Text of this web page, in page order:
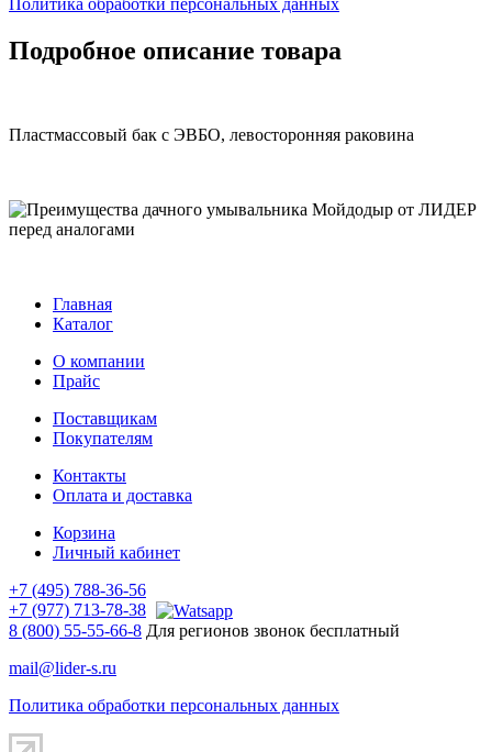
Политика обработки персональных данных
Подробное описание товара
Пластмассовый бак с ЭВБО, левосторонняя раковина
Главная
Каталог
О компании
Прайс
Поставщикам
Покупателям
Контакты
Оплата и доставка
Корзина
Личный кабинет
+7 (495) 788-36-56
+7 (977) 713-78-38
8 (800) 55-55-66-8 Для регионов звонок бесплатный
mail@lider-s.ru
Политика обработки персональных данных